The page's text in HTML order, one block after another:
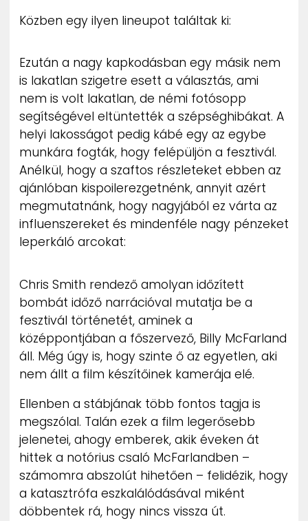
Közben egy ilyen lineupot találtak ki:
Ezután a nagy kapkodásban egy másik nem
is lakatlan szigetre esett a választás, ami
nem is volt lakatlan, de némi fotósopp
segítségével eltüntették a szépséghibákat. A
helyi lakosságot pedig kábé egy az egybe
munkára fogták, hogy felépüljön a fesztivál.
Anélkül, hogy a szaftos részleteket ebben az
ajánlóban kispoilerezgetnénk, annyit azért
megmutatnánk, hogy nagyjából ez várta az
influenszereket és mindenféle nagy pénzeket
leperkáló arcokat:
Chris Smith rendező amolyan időzített
bombát időző narrációval mutatja be a
fesztivál történetét, aminek a
középpontjában a főszervező, Billy McFarland
áll. Még úgy is, hogy szinte ő az egyetlen, aki
nem állt a film készítőinek kamerája elé.
Ellenben a stábjának több fontos tagja is
megszólal. Talán ezek a film legerősebb
jelenetei, ahogy emberek, akik éveken át
hittek a notórius csaló McFarlandben –
számomra abszolút hihetően – felidézik, hogy
a katasztrófa eszkalálódásával miként
döbbentek rá, hogy nincs vissza út.